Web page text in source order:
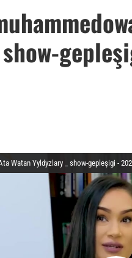
Watan Yyldyzlary _ show-gepleşigi -